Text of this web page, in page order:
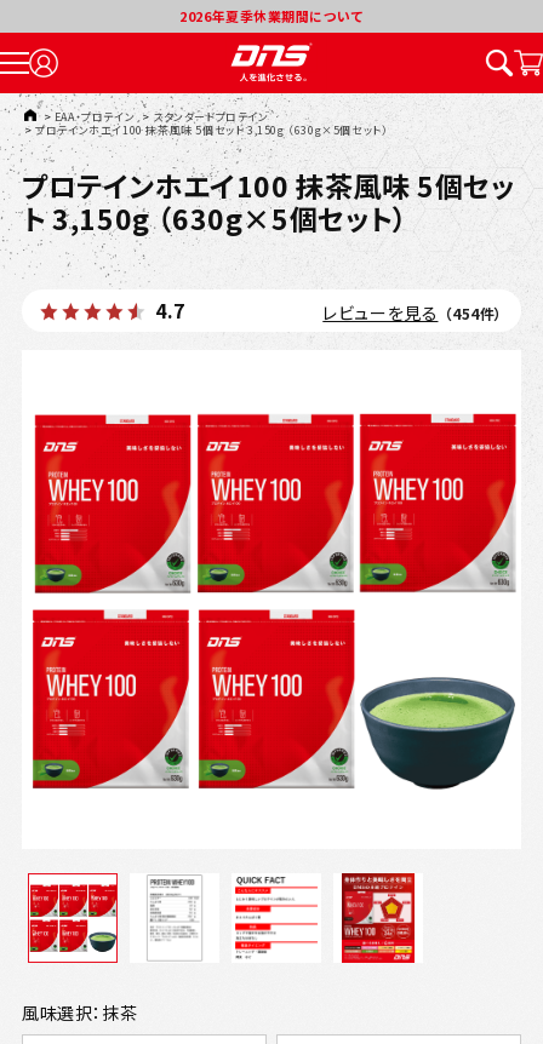
2026年夏季休業期間について
TOP
>EAA・プロテイン > スタンダードプロテイン
>プロテインホエイ100 抹茶風味 5個セット 3,150g （630g×5個セット）
プロテインホエイ100 抹茶風味 5個セッ
ト 3,150g （630g×5個セット）
4.7 レビューを見る （454件）
風味選択：抹茶